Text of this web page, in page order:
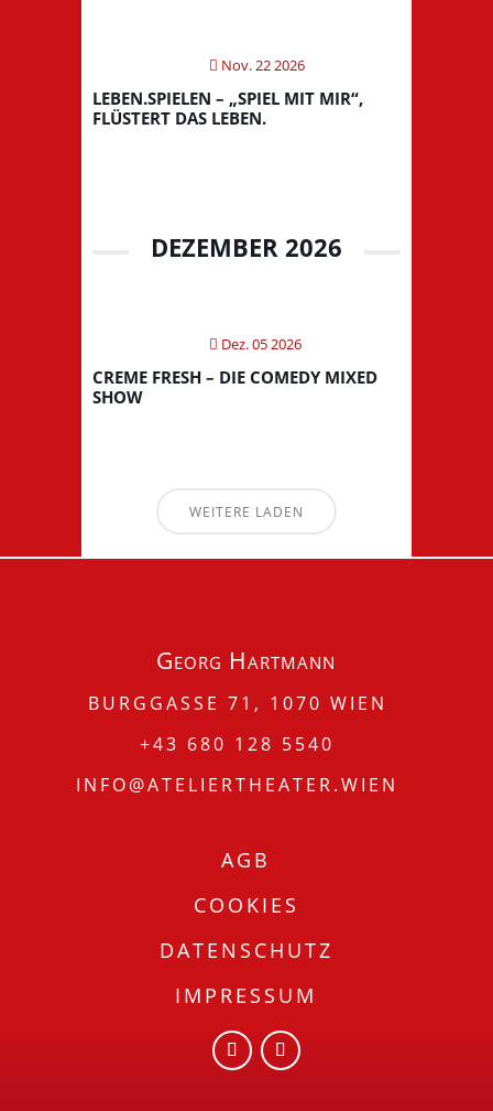
Nov. 22 2026
LEBEN.SPIELEN – „SPIEL MIT MIR“,
FLÜSTERT DAS LEBEN.
DEZEMBER 2026
Dez. 05 2026
CREME FRESH – DIE COMEDY MIXED
SHOW
WEITERE LADEN
Georg Hartmann
BURGGASSE 71, 1070 WIEN
+43 680 128 5540
INFO@ATELIERTHEATER.WIEN
AGB
COOKIES
DATENSCHUTZ
IMPRESSUM